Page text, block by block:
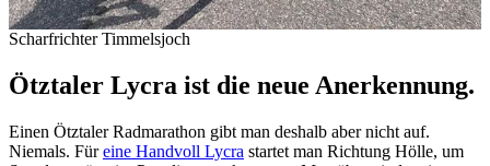
Scharfrichter Timmelsjoch
Ötztaler Lycra ist die neue Anerkennung.
Einen Ötztaler Radmarathon gibt man deshalb aber nicht auf.
Niemals. Füreine Handvoll Lycra startet man Richtung Hölle, um